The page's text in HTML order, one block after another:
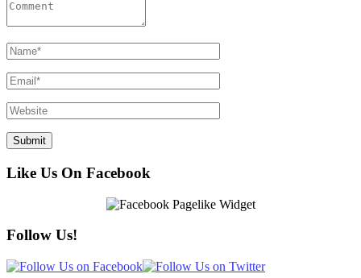
Like Us On Facebook
Follow Us!